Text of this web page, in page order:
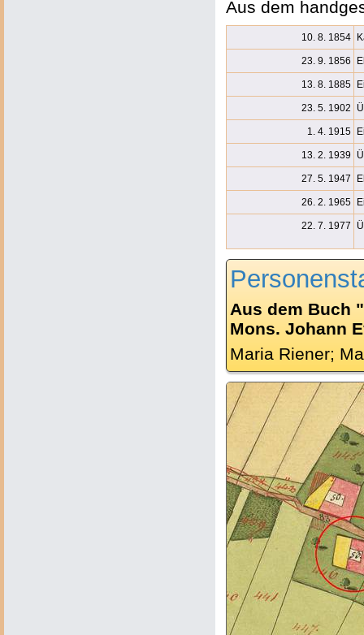
Aus dem
10. 8. 1854
23. 9. 1856
13. 8. 1885
23. 5. 1902
1. 4. 1915
13. 2. 1939
27. 5. 1947
26. 2. 1965
22. 7. 1977
Aus dem Buch
Mons. Johann
Maria Riener;